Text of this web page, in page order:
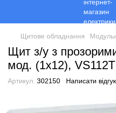
Щитове обладнання
Щит з/у з
мод. (1х12),
Артикул: 302150 Написати відгук